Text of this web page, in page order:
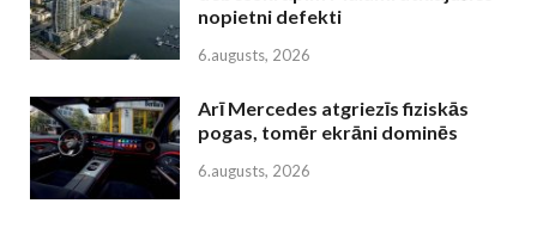
nopietni defekti
6.augusts, 2026
Arī Mercedes atgriezīs fiziskās
pogas, tomēr ekrāni dominēs
6.augusts, 2026